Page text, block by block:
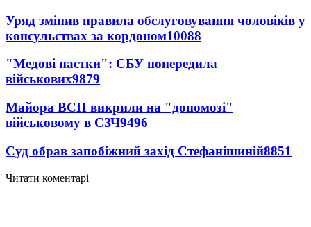
Уряд змінив правила обслуговування чоловіків у
консульствах за кордоном10088
"Медові пастки": СБУ попередила
військових9879
Майора ВСП викрили на "допомозі"
військовому в СЗЧ9496
Суд обрав запобіжний захід Стефанішиній8851
Читати коментарі